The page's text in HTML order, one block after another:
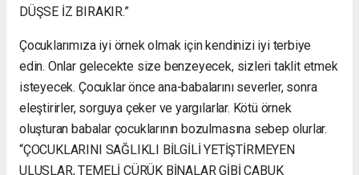
DÜŞSE İZ BIRAKIR.”
Çocuklarımıza iyi örnek olmak için kendinizi iyi terbiye
edin. Onlar gelecekte size benzeyecek, sizleri taklit etmek
isteyecek. Çocuklar önce ana-babalarını severler, sonra
eleştirirler, sorguya çeker ve yargılarlar. Kötü örnek
oluşturan babalar çocuklarının bozulmasına sebep olurlar.
“ÇOCUKLARINI SAĞLIKLI BİLGİLİ YETİŞTİRMEYEN
ULUSLAR, TEMELİ ÇÜRÜK BİNALAR GİBİ ÇABUK